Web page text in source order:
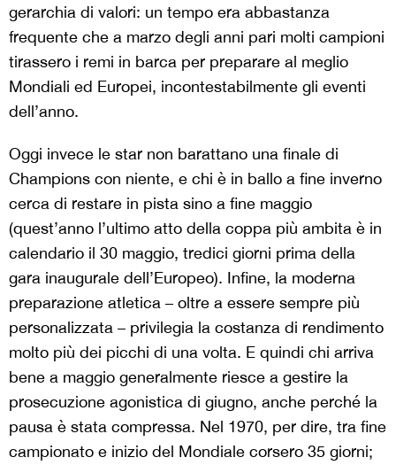
gerarchia di valori: un tempo era abbastanza
frequente che a marzo degli anni pari molti campioni
tirassero i remi in barca per preparare al meglio
Mondiali ed Europei, incontestabilmente gli eventi
dell’anno.
Oggi invece le star non barattano una finale di
Champions con niente, e chi è in ballo a fine inverno
cerca di restare in pista sino a fine maggio
(quest’anno l’ultimo atto della coppa più ambita è in
calendario il 30 maggio, tredici giorni prima della
gara inaugurale dell’Europeo). Infine, la moderna
preparazione atletica – oltre a essere sempre più
personalizzata – privilegia la costanza di rendimento
molto più dei picchi di una volta. E quindi chi arriva
bene a maggio generalmente riesce a gestire la
prosecuzione agonistica di giugno, anche perché la
pausa è stata compressa. Nel 1970, per dire, tra fine
campionato e inizio del Mondiale corsero 35 giorni;